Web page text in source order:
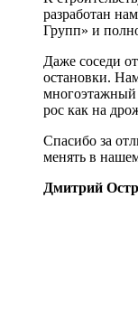
разработан
Групп» и
Даже соседи
остановки.
многоэтажный
рос как на
Спасибо за
менять в
Дмитрий